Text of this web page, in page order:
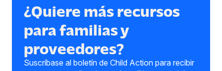
¿Quiere más recursos
para familias y
proveedores?
Suscríbase al boletín de Child Action para recibir